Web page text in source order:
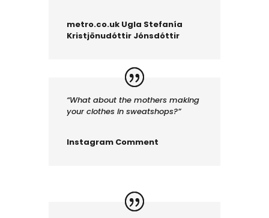
metro.co.uk Ugla Stefanía
Kristjönudóttir Jónsdóttir
“What about the mothers making
your clothes in sweatshops?”
Instagram Comment